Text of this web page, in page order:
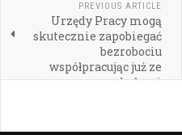
PREVIOUS ARTICLE
Urzędy Pracy mogą
skutecznie zapobiegać
bezrobociu
współpracując już ze
szkołami